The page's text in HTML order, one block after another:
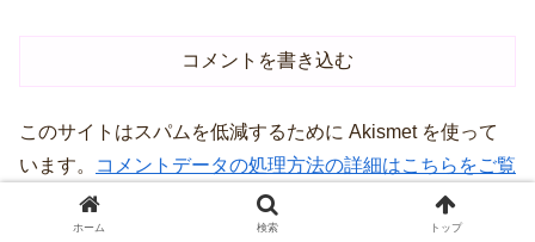
コメントを書き込む
このサイトはスパムを低減するために Akismet を使って
います。
コメントデータの処理方法の詳細はこちらをご覧
ください。
ホーム 検索 トップ